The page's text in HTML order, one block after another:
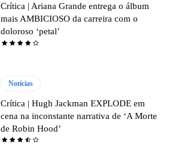
Crítica | Ariana Grande entrega o álbum
mais AMBICIOSO da carreira com o
doloroso ‘petal’
Notícias
Crítica | Hugh Jackman EXPLODE em
cena na inconstante narrativa de ‘A Morte
de Robin Hood’